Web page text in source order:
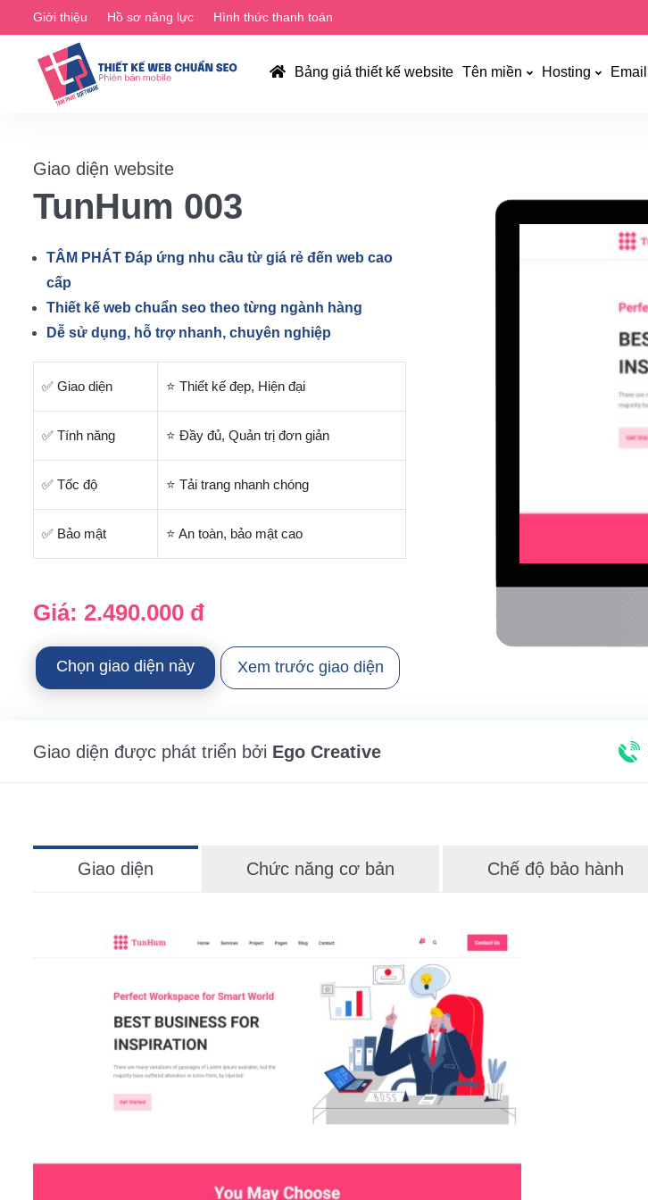
Giới thiệu Hồ sơ năng lực Hình thức thanh toán
Bảng giá thiết kế website Tên miền Hosting Email
Giao diện website
TunHum 003
TÂM PHÁT Đáp ứng nhu cầu từ giá rẻ đến web cao
cấp
Thiết kế web chuẩn seo theo từng ngành hàng
Dễ sử dụng, hỗ trợ nhanh, chuyên nghiệp
✅ Giao diện ⭐ Thiết kế đẹp, Hiện đại
✅ Tính năng ⭐ Đầy đủ, Quản trị đơn giản
✅ Tốc độ ⭐ Tải trang nhanh chóng
✅ Bảo mật ⭐ An toàn, bảo mật cao
Giá: 2.490.000 đ
Chọn giao diện này Xem trước giao diện
Giao diện được phát triển bởi Ego Creative
Giao diện Chức năng cơ bản Chế độ bảo hành